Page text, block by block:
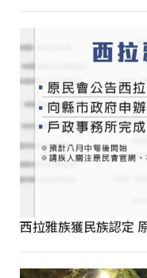
西拉雅族獲民族認定